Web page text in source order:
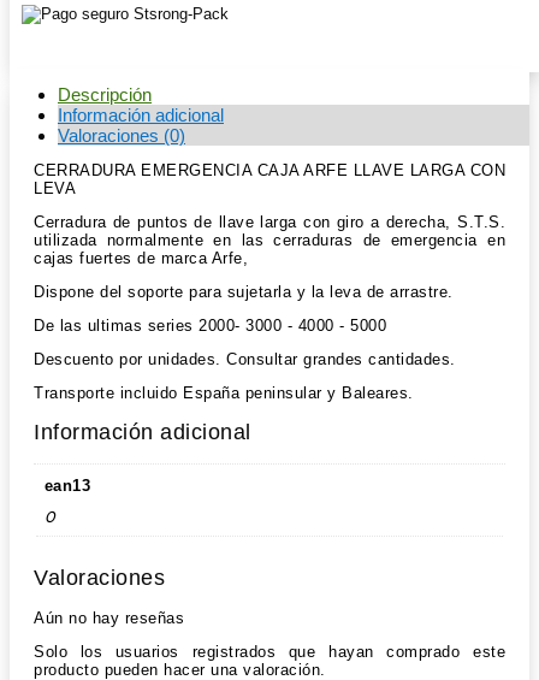
Descripción
Información adicional
Valoraciones (0)
CERRADURA EMERGENCIA CAJA ARFE LLAVE LARGA CON
LEVA
Cerradura de puntos de llave larga con giro a derecha, S.T.S.
utilizada normalmente en las cerraduras de emergencia en
cajas fuertes de marca Arfe,
Dispone del soporte para sujetarla y la leva de arrastre.
De las ultimas series 2000- 3000 - 4000 - 5000
Descuento por unidades. Consultar grandes cantidades.
Transporte incluido España peninsular y Baleares.
Información adicional
ean13
0
Valoraciones
Aún no hay reseñas
Solo los usuarios registrados que hayan comprado este
producto pueden hacer una valoración.